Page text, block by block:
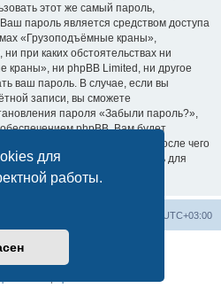
для
работы.
этот же самый пароль,
пароль является средством доступа
«Грузоподъёмные краны»,
при каких обстоятельствах ни
краны», ни phpBB Limited, ни другое
ваш пароль. В случае, если вы
записи, вы сможете
пароля «Забыли пароль?»,
phpBB. Вам будет
и ваш адрес email, после чего
сгенерирует вам новый пароль для
UTC+03:00
® Forum Software © phpBB Limited
поддержка phpBB